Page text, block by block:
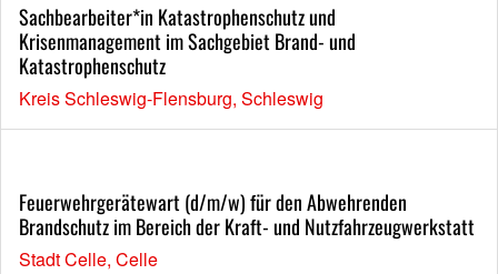
Sachbearbeiter*in Katastrophenschutz und
Krisenmanagement im Sachgebiet Brand- und
Katastrophenschutz
Kreis Schleswig-Flensburg, Schleswig
Feuerwehrgerätewart (d/m/w) für den Abwehrenden
Brandschutz im Bereich der Kraft- und Nutzfahrzeugwerkstatt
Stadt Celle, Celle